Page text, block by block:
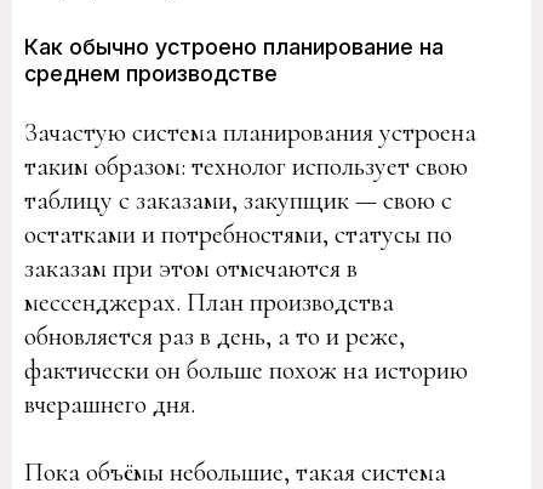
Как обычно устроено планирование на
среднем производстве
Зачастую система планирования устроена
таким образом: технолог использует свою
таблицу с заказами, закупщик — свою с
остатками и потребностями, статусы по
заказам при этом отмечаются в
мессенджерах. План производства
обновляется раз в день, а то и реже,
фактически он больше похож на историю
вчерашнего дня.
Пока объёмы небольшие, такая система